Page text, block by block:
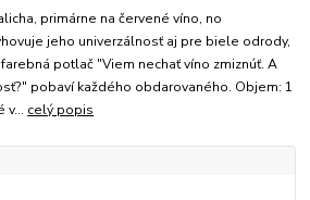
primárne na červené víno, no
jeho univerzálnosť aj pre biele odrody,
potlač "Viem nechať víno zmiznúť. A
pobaví každého obdarovaného. Objem: 1
v... celý popis